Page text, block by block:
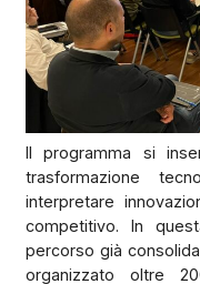
Il programma si
trasformazione
interpretare
competitivo. In
percorso già
organizzato oltre